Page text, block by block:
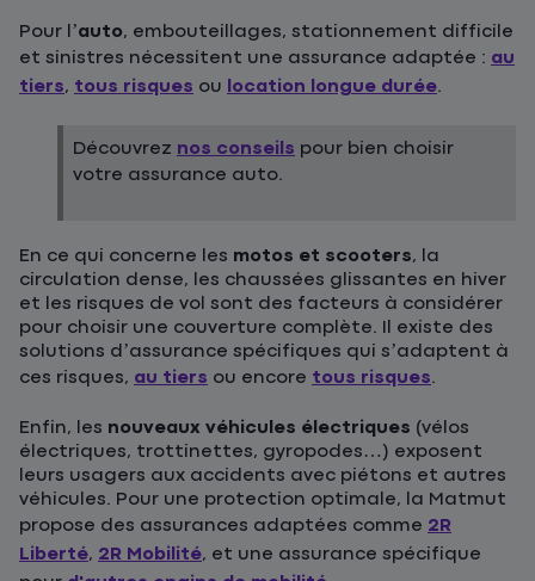
Pour l’auto, embouteillages, stationnement difficile
et sinistres nécessitent une assurance adaptée : au
tiers, tous risques ou location longue durée.
Découvrez nos conseils pour bien choisir
votre assurance auto.
En ce qui concerne les motos et scooters, la
circulation dense, les chaussées glissantes en hiver
et les risques de vol sont des facteurs à considérer
pour choisir une couverture complète. Il existe des
solutions d’assurance spécifiques qui s’adaptent à
ces risques, au tiers ou encore tous risques.
Enfin, les nouveaux véhicules électriques (vélos
électriques, trottinettes, gyropodes…) exposent
leurs usagers aux accidents avec piétons et autres
véhicules. Pour une protection optimale, la Matmut
propose des assurances adaptées comme 2R
Liberté, 2R Mobilité, et une assurance spécifique